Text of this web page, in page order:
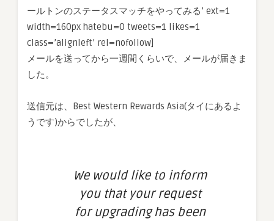
ールトンのステータスマッチをやってみる’ ext=1
width=160px hatebu=0 tweets=1 likes=1
class=’alignleft’ rel=nofollow]
メールを送ってから一週間くらいで、メールが届きま
した。
送信元は、Best Western Rewards Asia(タイにあるよ
うです)からでしたが、
We would like to inform
you that your request
for upgrading has been